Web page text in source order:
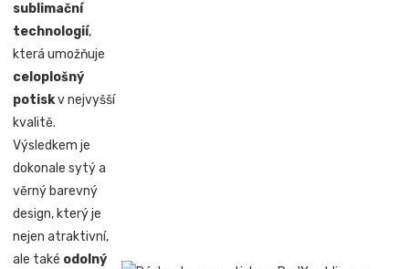
sublimační
technologií,
která umožňuje
celoplošný
potiskv nejvyšší
kvalitě.
Výsledkem je
dokonale sytý a
věrný barevný
design, který je
nejen atraktivní,
ale také odolný